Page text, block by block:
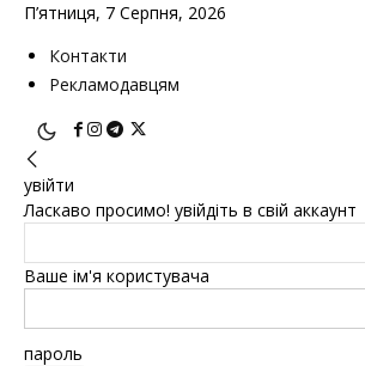
П’ятниця, 7 Серпня, 2026
Контакти
Рекламодавцям
увійти
Ласкаво просимо! увійдіть в свій аккаунт
Ваше ім'я користувача
пароль